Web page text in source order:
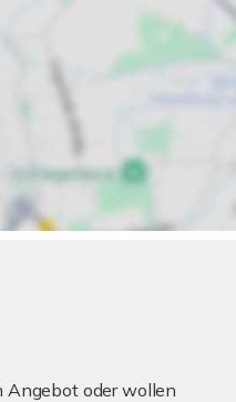
Angebot oder wollen